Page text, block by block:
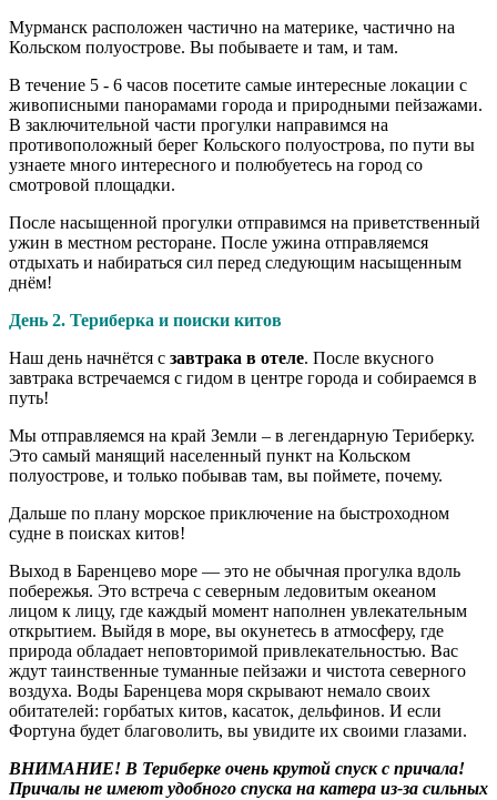
Мурманск расположен частично на материке, частично на
Кольском полуострове. Вы побываете и там, и там.
В течение 5 - 6 часов посетите самые интересные локации с
живописными панорамами города и природными пейзажами.
В заключительной части прогулки направимся на
противоположный берег Кольского полуострова, по пути вы
узнаете много интересного и полюбуетесь на город со
смотровой площадки.
После насыщенной прогулки отправимся на приветственный
ужин в местном ресторане. После ужина отправляемся
отдыхать и набираться сил перед следующим насыщенным
днём!
День 2. Териберка и поиски китов
Наш день начнётся с завтрака в отеле. После вкусного
завтрака встречаемся с гидом в центре города и собираемся в
путь!
Мы отправляемся на край Земли – в легендарную Териберку.
Это самый манящий населенный пункт на Кольском
полуострове, и только побывав там, вы поймете, почему.
Дальше по плану морское приключение на быстроходном
судне в поисках китов!
Выход в Баренцево море — это не обычная прогулка вдоль
побережья. Это встреча с северным ледовитым океаном
лицом к лицу, где каждый момент наполнен увлекательным
открытием. Выйдя в море, вы окунетесь в атмосферу, где
природа обладает неповторимой привлекательностью. Вас
ждут таинственные туманные пейзажи и чистота северного
воздуха. Воды Баренцева моря скрывают немало своих
обитателей: горбатых китов, касаток, дельфинов. И если
Фортуна будет благоволить, вы увидите их своими глазами.
ВНИМАНИЕ! В Териберке очень крутой спуск с причала!
Причалы не имеют удобного спуска на катера из-за сильных